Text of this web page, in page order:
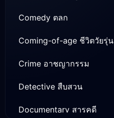
Comedy ตลก
Coming-of-age ชีวิตวัยรุ่น
Crime อาชญากรรม
Detective สืบสวน
Documentary สารคดี